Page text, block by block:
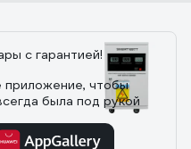
с гарантией!
приложение, чтобы
была под рукой